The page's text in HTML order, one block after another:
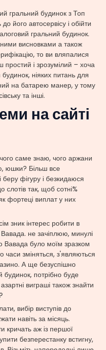
гральний будинок з Топ
його автосервісу і обійти
гральний будинок.
висновками а також
то ви вляпалися
і зрозумілий – хоча
ніяких питань для
на батарею манер, у тому
та інші.
на сайті
саме знаю, чого аржани
юшки? Більш все
фігуру і безкидаюся
так, щоб сотні%
фортеці виплат у них
зник інтерес робити в
не зачіплюю, минулі
Вавада було моїм зразком
часи зміняться, з'являються
А ще безуспішно
будинок, потрібно буде
виграші також знайти
вибір виступів до
навіть за місяць.
кричать аж із першої
безперестанку встигну,